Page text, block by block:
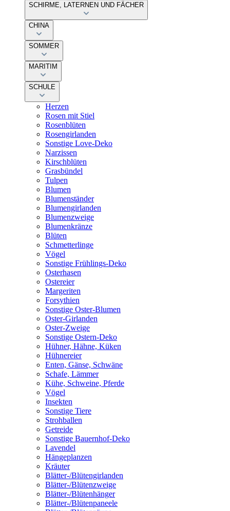
SCHIRME, LATERNEN UND FÄCHER
CHINA
SOMMER
MARITIM
SCHULE
Herzen
Rosen mit Stiel
Rosenblüten
Rosengirlanden
Sonstige Love-Deko
Narzissen
Kirschblüten
Grasbündel
Tulpen
Blumen
Blumenständer
Blumengirlanden
Blumenzweige
Blumenkränze
Blüten
Schmetterlinge
Vögel
Sonstige Frühlings-Deko
Osterhasen
Ostereier
Margeriten
Forsythien
Sonstige Oster-Blumen
Oster-Girlanden
Oster-Zweige
Sonstige Ostern-Deko
Hühner, Hähne, Küken
Hühnereier
Enten, Gänse, Schwäne
Schafe, Lämmer
Kühe, Schweine, Pferde
Vögel
Insekten
Sonstige Tiere
Strohballen
Getreide
Sonstige Bauernhof-Deko
Lavendel
Hängeplanzen
Kräuter
Blätter-/Blütengirlanden
Blätter-/Blütenzweige
Blätter-/Blütenhänger
Blätter-/Blütenpaneele